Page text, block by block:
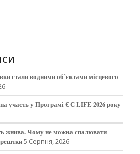
стали водними об’єктами місцевого
участь у Програмі ЄС LIFE 2026 року
жнива. Чому не можна спалювати
5 Серпня, 2026